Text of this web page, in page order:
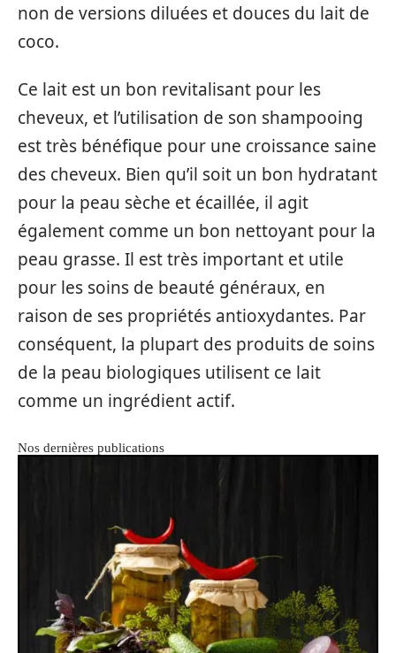
non de versions diluées et douces du lait de
coco.
Ce lait est un bon revitalisant pour les
cheveux, et l’utilisation de son shampooing
est très bénéfique pour une croissance saine
des cheveux. Bien qu’il soit un bon hydratant
pour la peau sèche et écaillée, il agit
également comme un bon nettoyant pour la
peau grasse. Il est très important et utile
pour les soins de beauté généraux, en
raison de ses propriétés antioxydantes. Par
conséquent, la plupart des produits de soins
de la peau biologiques utilisent ce lait
comme un ingrédient actif.
Nos dernières publications